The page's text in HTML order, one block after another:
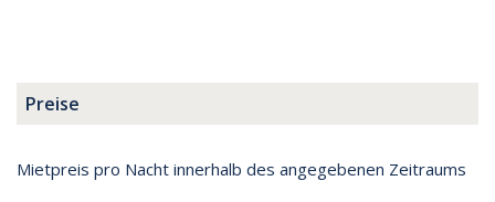
Preise
Mietpreis pro Nacht innerhalb des angegebenen Zeitraums